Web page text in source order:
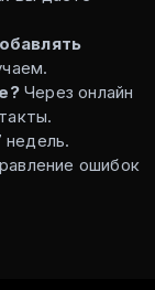
Через онлайн
ошибок